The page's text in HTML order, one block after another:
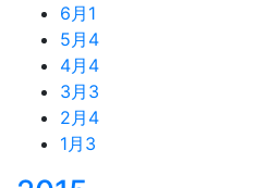
6月 1
5月 4
4月 4
3月 3
2月 4
1月 3